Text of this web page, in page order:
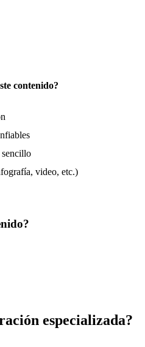
contenido?
sencillo
video, etc.)
especializada?